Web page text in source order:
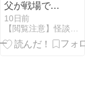
父が戦場で見
た、不思議な
川岸の話
10日前